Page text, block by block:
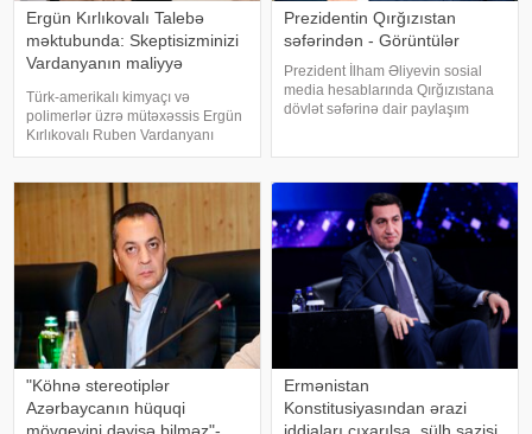
Ergün Kırlıkovalı Talebə
məktubunda: Skeptisizminizi
Vardanyanın maliyyə
Türk-amerikalı kimyaçı və
polimerlər üzrə mütəxəssis Ergün
Kırlıkovalı Ruben Vardanyanı
dəstəkləməsi və mühazirə
imtina etməsi ilə əlaqədar
amerikalı risk tədqiqatçısı və
esseist Nassim Nikola
Prezidentin Qırğızıstan
səfərindən - Görüntülər
Prezident İlham Əliyevin sosial
media hesablarında Qırğızıstana
dövlət səfərinə dair paylaşım
"Köhnə stereotiplər
Azərbaycanın hüquqi
Ermənistan
Konstitusiyasından ərazi